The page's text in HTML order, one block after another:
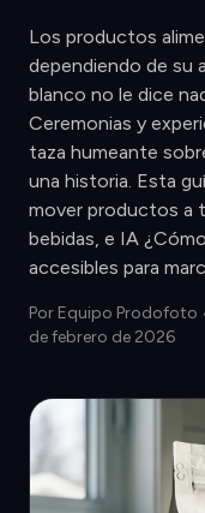
Los productos
dependiendo de su
blanco no le dice
Ceremonias y
taza humeante
una historia. Esta
mover productos a
bebidas, e IA
accesibles para
Por Equipo Prodofoto
de febrero de 2026